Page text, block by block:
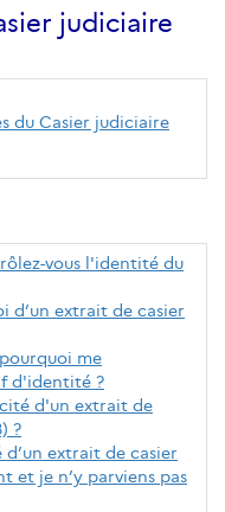
judiciaire
du Casier judiciaire
vous l'identité du
d’un extrait de casier
me
d'identité ?
d'un extrait de
?
extrait de casier
et je n’y parviens pas